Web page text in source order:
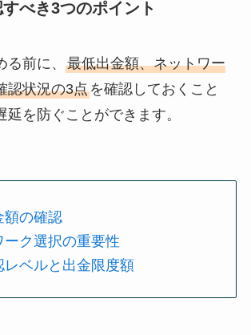
べき3つのポイント
前に、 最低出金額、ネットワー
認状況の3点を確認しておくこと
延を防ぐことができます。
額の確認
ーク選択の重要性
レベルと出金限度額